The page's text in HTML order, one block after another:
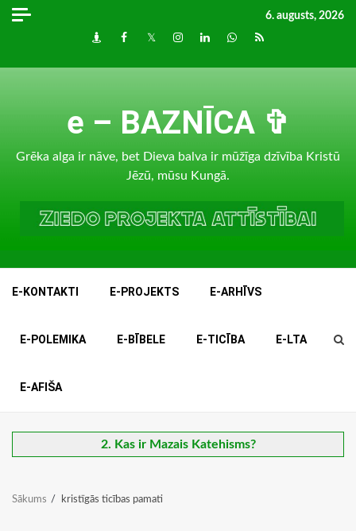
Skip
6. augusts, 2026
DraugiemFacebook
TwitterInstagram
LinkedInwhatsapp
RSS
e – BAZNĪCA ✞
Grēka alga ir nāve, bet Dieva balva ir mūžīga dzīvība Kristū
Jēzū, mūsu Kungā.
E-KONTAKTI E-PROJEKTS E-ARHĪVS
E-POLEMIKA E-BĪBELE E-TICĪBA E-LTA
E-AFIŠA
2. Kas ir Mazais Katehisms?
Sākums kristīgās ticības pamati